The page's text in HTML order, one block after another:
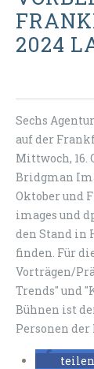
2024
Sechs
auf der
Mittwoch, 16.
Bridgman
Oktober und
images und
den Stand in
finden. Für
Vorträgen/
Trends" und
Bühnen ist
Personen
teilen